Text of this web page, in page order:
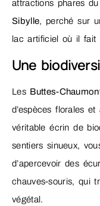
attractions phares
Sibylle, perché sur
lac artificiel où il fait
Une
Les Buttes-
d’espèces florales
véritable écrin de
sentiers sinueux,
d’apercevoir des
chauves-souris, qui
végétal.